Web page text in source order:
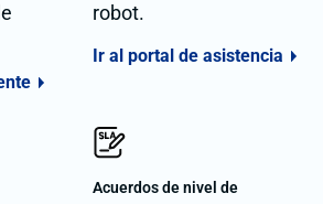
robot.
Ir al portal de asistencia
Acuerdos de nivel de